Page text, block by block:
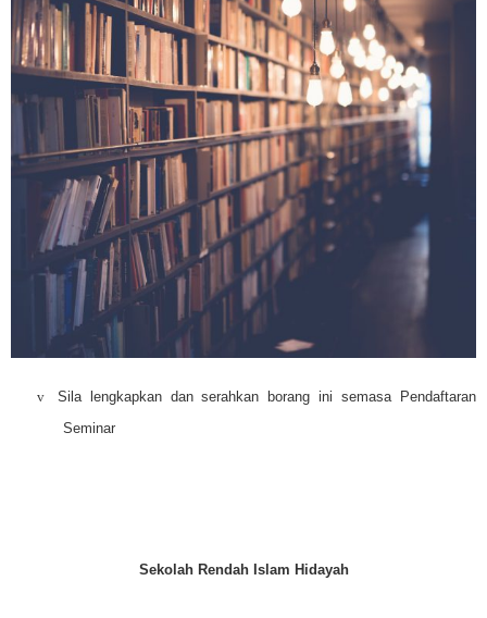
v
Sila lengkapkan dan serahkan borang ini semasa Pendaftaran
Seminar
Sekolah Rendah Islam Hidayah